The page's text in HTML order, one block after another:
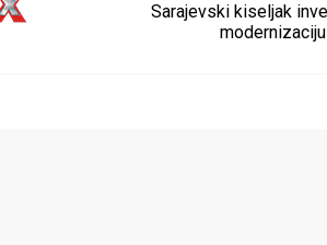
Sarajevski kiseljak